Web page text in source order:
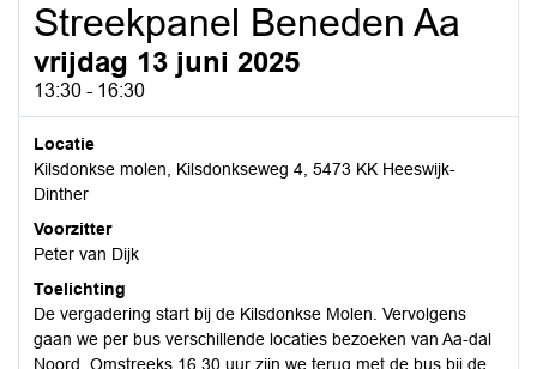
Streekpanel Beneden Aa
vrijdag 13 juni 2025
13:30 - 16:30
Locatie
Kilsdonkse molen, Kilsdonkseweg 4, 5473 KK Heeswijk-
Dinther
Voorzitter
Peter van Dijk
Toelichting
De vergadering start bij de Kilsdonkse Molen. Vervolgens
gaan we per bus verschillende locaties bezoeken van Aa-dal
Noord. Omstreeks 16.30 uur zijn we terug met de bus bij de